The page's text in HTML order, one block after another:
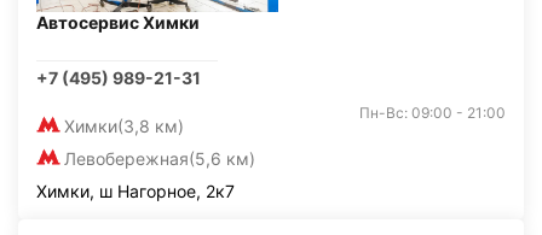
Автосервис Химки
+7 (495) 989-21-31
Химки(3,8 км)
Левобережная(5,6 км)
Пн-Вс: 09:00 - 21:00
Химки, ш Нагорное, 2к7